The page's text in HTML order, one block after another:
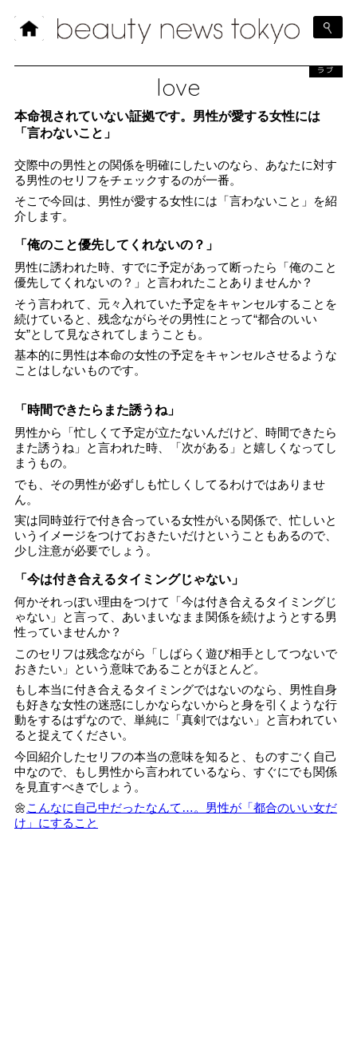
love
ラブ
本命視されていない証拠です。男性が愛する女性には
「言わないこと」
交際中の男性との関係を明確にしたいのなら、あなたに対す
る男性のセリフをチェックするのが一番。
そこで今回は、男性が愛する女性には「言わないこと」を紹
介します。
「俺のこと優先してくれないの？」
男性に誘われた時、すでに予定があって断ったら「俺のこと
優先してくれないの？」と言われたことありませんか？
そう言われて、元々入れていた予定をキャンセルすることを
続けていると、残念ながらその男性にとって“都合のいい
女”として見なされてしまうことも。
基本的に男性は本命の女性の予定をキャンセルさせるような
ことはしないものです。
「時間できたらまた誘うね」
男性から「忙しくて予定が立たないんだけど、時間できたら
また誘うね」と言われた時、「次がある」と嬉しくなってし
まうもの。
でも、その男性が必ずしも忙しくしてるわけではありませ
ん。
実は同時並行で付き合っている女性がいる関係で、忙しいと
いうイメージをつけておきたいだけということもあるので、
少し注意が必要でしょう。
「今は付き合えるタイミングじゃない」
何かそれっぽい理由をつけて「今は付き合えるタイミングじ
ゃない」と言って、あいまいなまま関係を続けようとする男
性っていませんか？
このセリフは残念ながら「しばらく遊び相手としてつないで
おきたい」という意味であることがほとんど。
もし本当に付き合えるタイミングではないのなら、男性自身
も好きな女性の迷惑にしかならないからと身を引くような行
動をするはずなので、単純に「真剣ではない」と言われてい
ると捉えてください。
今回紹介したセリフの本当の意味を知ると、ものすごく自己
中なので、もし男性から言われているなら、すぐにでも関係
を見直すべきでしょう。
🌼こんなに自己中だったなんて…。男性が「都合のいい女だ
け」にすること